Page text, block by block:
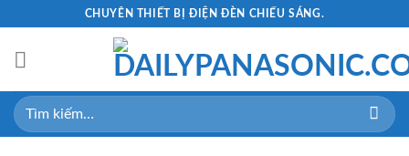
content
CHUYÊN THIẾT BỊ ĐIỆN ĐÈN CHIẾU SÁNG.
Tìm
kiếm: